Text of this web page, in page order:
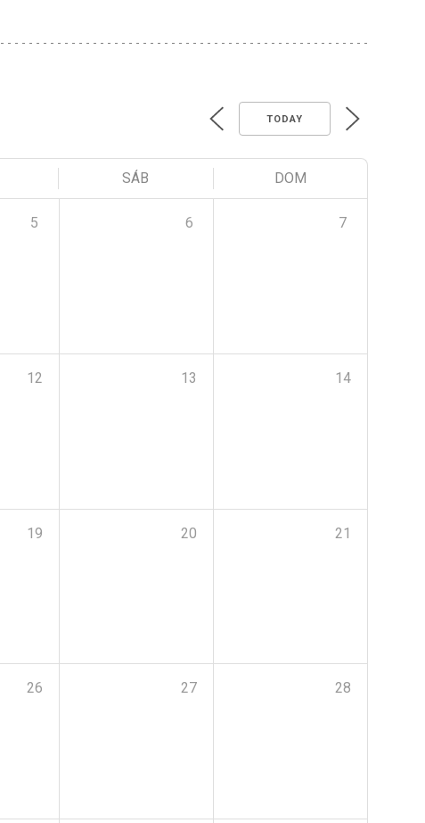
TODAY
SÁB DOM
5 6 7
12 13 14
19 20 21
26 27 28